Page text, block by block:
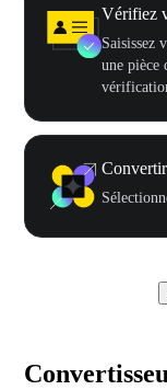
Vérifiez
Saisissez
une pièce